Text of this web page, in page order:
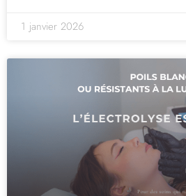
1 janvier 2026